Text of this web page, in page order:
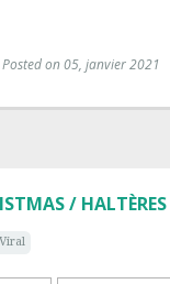
Posted on 05, janvier 2021
/ HALTÈRES